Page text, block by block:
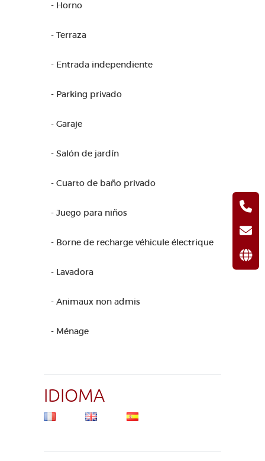
- Horno
- Terraza
- Entrada independiente
- Parking privado
- Garaje
- Salón de jardín
- Cuarto de baño privado
- Juego para niños
- Borne de recharge véhicule électrique
- Lavadora
- Animaux non admis
- Ménage
IDIOMA